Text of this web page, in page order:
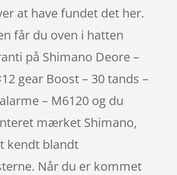
at have fundet det her.
får du oven i hatten
på Shimano Deore –
gear Boost – 30 tands –
– M6120 og du
mærket Shimano,
kendt blandt
Når du er kommet